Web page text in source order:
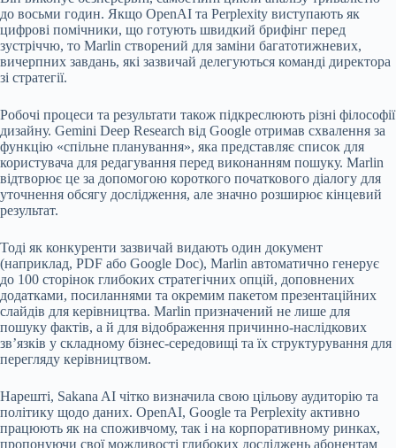
до восьми годин. Якщо OpenAI та Perplexity виступають як
цифрові помічники, що готують швидкий брифінг перед
зустріччю, то Marlin створений для заміни багатотижневих,
вичерпних завдань, які зазвичай делегуються команді директора
зі стратегії.
Робочі процеси та результати також підкреслюють різні філософії
дизайну. Gemini Deep Research від Google отримав схвалення за
функцію «спільне планування», яка представляє список для
користувача для редагування перед виконанням пошуку. Marlin
відтворює це за допомогою короткого початкового діалогу для
уточнення обсягу дослідження, але значно розширює кінцевий
результат.
Тоді як конкуренти зазвичай видають один документ
(наприклад, PDF або Google Doc), Marlin автоматично генерує
до 100 сторінок глибоких стратегічних опцій, доповнених
додатками, посиланнями та окремим пакетом презентаційних
слайдів для керівництва. Marlin призначений не лише для
пошуку фактів, а й для відображення причинно-наслідкових
зв’язків у складному бізнес-середовищі та їх структурування для
перегляду керівництвом.
Нарешті, Sakana AI чітко визначила свою цільову аудиторію та
політику щодо даних. OpenAI, Google та Perplexity активно
працюють як на споживчому, так і на корпоративному ринках,
пропонуючи свої можливості глибоких досліджень абонентам